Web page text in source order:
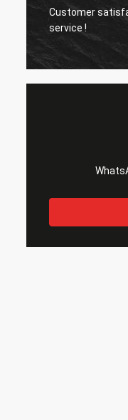
products , good